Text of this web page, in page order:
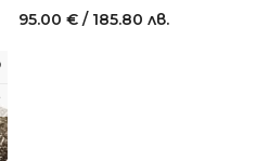
95.00 € / 185.80 лв.